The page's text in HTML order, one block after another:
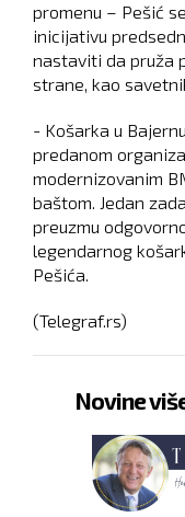
promenu – Pešić
inicijativu
nastaviti da pruža
strane, kao
- Košarka u
predanom
modernizovanim
baštom. Jedan
preuzmu
legendarnog
Pešića.
(Telegraf.rs)
Novine